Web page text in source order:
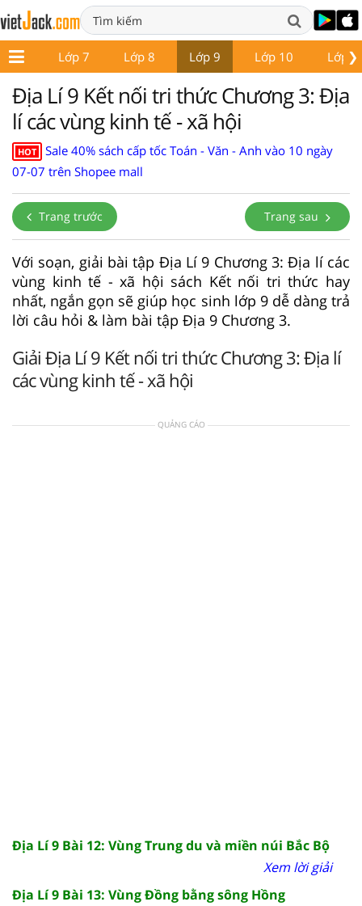
❯
6 Lớp 7 Lớp 8 Lớp 9 Lớp 10 Lớp
Địa Lí 9 Kết nối tri thức Chương 3: Địa
lí các vùng kinh tế - xã hội
HOT
Sale 40% sách cấp tốc Toán - Văn - Anh vào 10 ngày
07-07 trên Shopee mall
Trang trước Trang sau
Với soạn, giải bài tập Địa Lí 9 Chương 3: Địa lí các
vùng kinh tế - xã hội sách Kết nối tri thức hay
nhất, ngắn gọn sẽ giúp học sinh lớp 9 dễ dàng trả
lời câu hỏi & làm bài tập Địa 9 Chương 3.
Giải Địa Lí 9 Kết nối tri thức Chương 3: Địa lí
các vùng kinh tế - xã hội
QUẢNG CÁO
Địa Lí 9 Bài 12: Vùng Trung du và miền núi Bắc Bộ
Xem lời giải
Địa Lí 9 Bài 13: Vùng Đồng bằng sông Hồng